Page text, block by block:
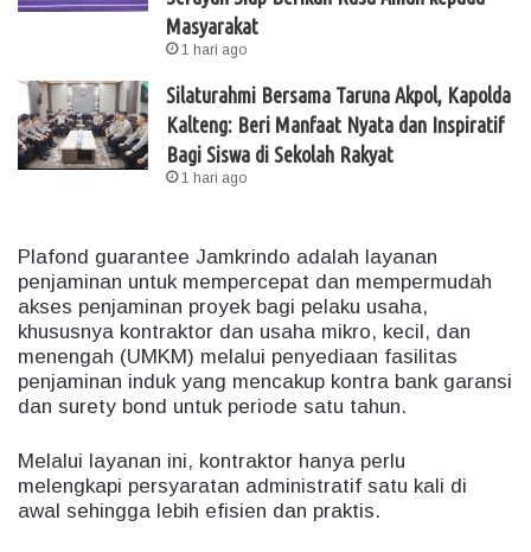
Masyarakat
1 hari ago
Silaturahmi Bersama Taruna Akpol, Kapolda
Kalteng: Beri Manfaat Nyata dan Inspiratif
Bagi Siswa di Sekolah Rakyat
1 hari ago
Plafond guarantee Jamkrindo adalah layanan
penjaminan untuk mempercepat dan mempermudah
akses penjaminan proyek bagi pelaku usaha,
khususnya kontraktor dan usaha mikro, kecil, dan
menengah (UMKM) melalui penyediaan fasilitas
penjaminan induk yang mencakup kontra bank garansi
dan surety bond untuk periode satu tahun.
Melalui layanan ini, kontraktor hanya perlu
melengkapi persyaratan administratif satu kali di
awal sehingga lebih efisien dan praktis.